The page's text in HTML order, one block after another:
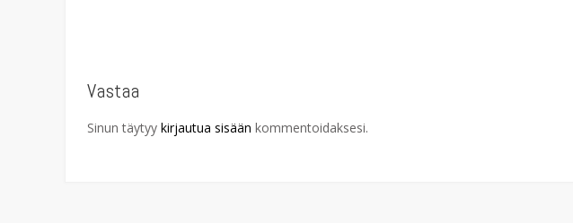
Vastaa
Sinun täytyy kirjautua sisään kommentoidaksesi.